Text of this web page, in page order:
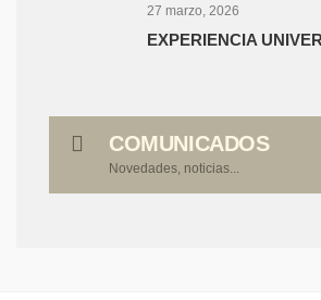
27 marzo, 2026
EXPERIENCIA
COMUNICADOS
Novedades, noticias...